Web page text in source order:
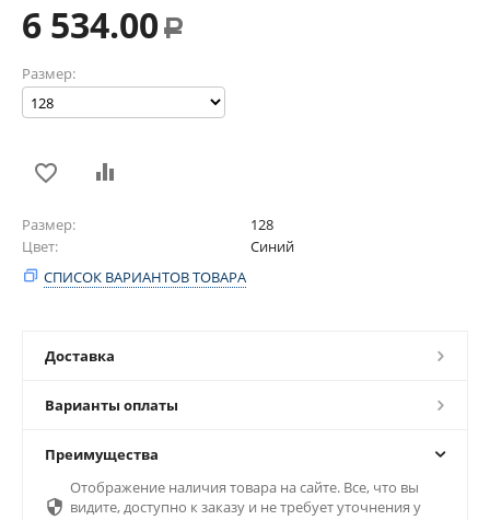
6 534.00 Р
Размер:
Размер
128
Цвет
Синий
СПИСОК ВАРИАНТОВ ТОВАРА
Доставка
Варианты оплаты
Преимущества

Отображение наличия товара на сайте. Все, что вы
видите, доступно к заказу и не требует уточнения у